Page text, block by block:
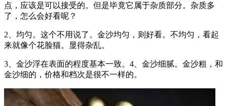
点，应该是可以接受的。但是毕竟它属于杂质部分。杂质多
了，怎么会好看呢？
2、均匀。这个不用说了。金沙均匀，则好看。不均匀，看起
来就像个花脸猫。显得杂乱。
3、金沙浮在表面的程度基本一致。4、金沙细腻。金沙粗，和
金沙细的，价格和档次是很不一样的。